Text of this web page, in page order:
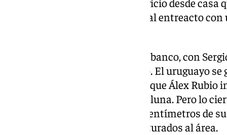
añadido, y Jogo mandó el duelo al entreacto
Buscó Pacheta la reacción en el banco, con
pelotón a la vuelta del vestuario. El uruguayo
sólido Lizoain, poco después de que Álex
con una chilena desde la media luna. Pero lo
Granada seguía sin jugar y los centímetros de
servían de poco sin balones facturados al área.